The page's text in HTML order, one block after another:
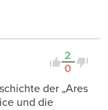
2
0
der „Ares
und die